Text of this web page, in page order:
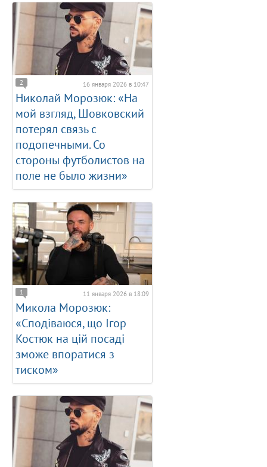
2 16 января 2026 в 10:47
Николай Морозюк: «На
мой взгляд, Шовковский
потерял связь с
подопечными. Со
стороны футболистов на
поле не было жизни»
1 11 января 2026 в 18:09
Микола Морозюк:
«Сподіваюся, що Ігор
Костюк на цій посаді
зможе впоратися з
тиском»